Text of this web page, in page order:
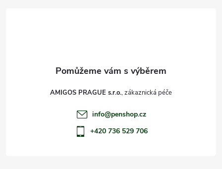
AMIGOS PRAGUE s.r.o.
info@penshop.cz
+420 736 529 706